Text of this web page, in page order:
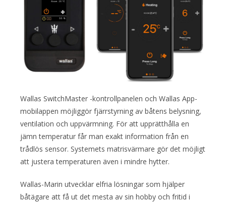
Wallas SwitchMaster -kontrollpanelen och Wallas App-
mobilappen möjliggör fjärrstyrning av båtens belysning,
ventilation och uppvärmning. För att upprätthålla en
jämn temperatur får man exakt information från en
trådlös sensor. Systemets matrisvärmare gör det möjligt
att justera temperaturen även i mindre hytter.
Wallas-Marin utvecklar elfria lösningar som hjälper
båtägare att få ut det mesta av sin hobby och fritid i